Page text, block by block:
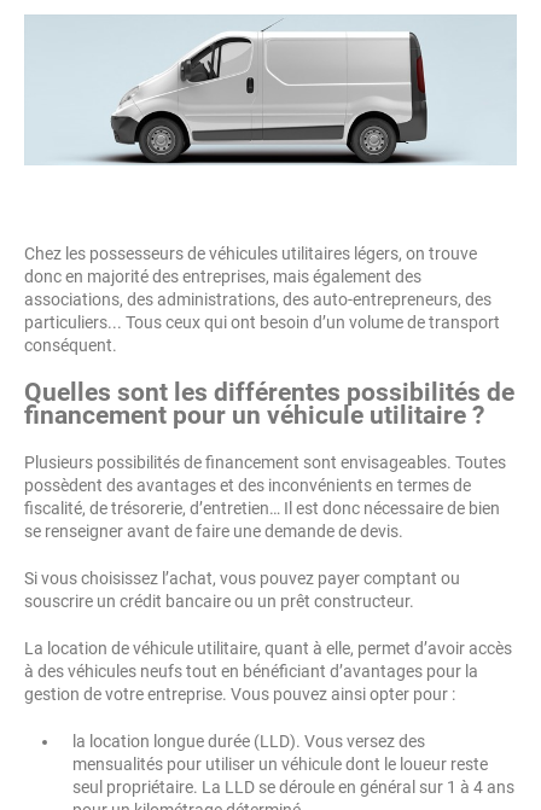
Chez les possesseurs de véhicules utilitaires légers, on trouve
donc en majorité des entreprises, mais également des
associations, des administrations, des auto-entrepreneurs, des
particuliers... Tous ceux qui ont besoin d’un volume de transport
conséquent.
Quelles sont les différentes possibilités de
financement pour un véhicule utilitaire ?
Plusieurs possibilités de financement sont envisageables. Toutes
possèdent des avantages et des inconvénients en termes de
fiscalité, de trésorerie, d’entretien… Il est donc nécessaire de bien
se renseigner avant de faire une demande de devis.
Si vous choisissez l’achat, vous pouvez payer comptant ou
souscrire un crédit bancaire ou un prêt constructeur.
La location de véhicule utilitaire, quant à elle, permet d’avoir accès
à des véhicules neufs tout en bénéficiant d’avantages pour la
gestion de votre entreprise. Vous pouvez ainsi opter pour :
la location longue durée (LLD). Vous versez des
mensualités pour utiliser un véhicule dont le loueur reste
seul propriétaire. La LLD se déroule en général sur 1 à 4 ans